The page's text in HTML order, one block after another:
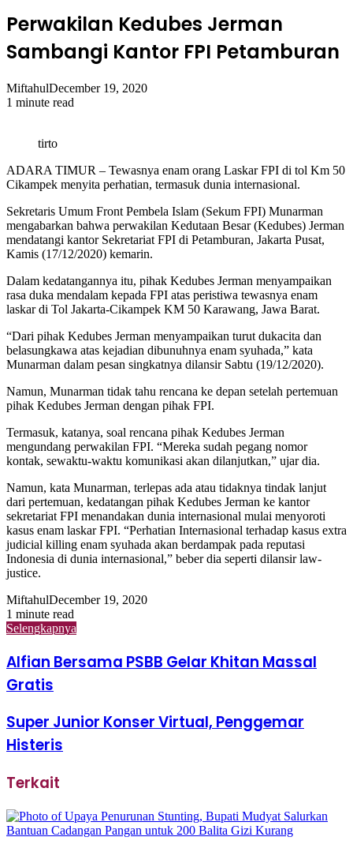
Perwakilan Kedubes Jerman
Sambangi Kantor FPI Petamburan
MiftahulDecember 19, 2020
1 minute read
tirto
ADARA TIMUR – Tewasnya enam orang Laskar FPI di tol Km 50
Cikampek menyita perhatian, termasuk dunia internasional.
Sekretaris Umum Front Pembela Islam (Sekum FPI) Munarman
mengabarkan bahwa perwakilan Kedutaan Besar (Kedubes) Jerman
mendatangi kantor Sekretariat FPI di Petamburan, Jakarta Pusat,
Kamis (17/12/2020) kemarin.
Dalam kedatangannya itu, pihak Kedubes Jerman menyampaikan
rasa duka mendalam kepada FPI atas peristiwa tewasnya enam
laskar di Tol Jakarta-Cikampek KM 50 Karawang, Jawa Barat.
“Dari pihak Kedubes Jerman menyampaikan turut dukacita dan
belasungkawa atas kejadian dibunuhnya enam syuhada,” kata
Munarman dalam pesan singkatnya dilansir Sabtu (19/12/2020).
Namun, Munarman tidak tahu rencana ke depan setelah pertemuan
pihak Kedubes Jerman dengan pihak FPI.
Termasuk, katanya, soal rencana pihak Kedubes Jerman
mengundang perwakilan FPI. “Mereka sudah pegang nomor
kontak, sewaktu-waktu komunikasi akan dilanjutkan,” ujar dia.
Namun, kata Munarman, terlepas ada atau tidaknya tindak lanjut
dari pertemuan, kedatangan pihak Kedubes Jerman ke kantor
sekretariat FPI menandakan dunia internasional mulai menyoroti
kasus enam laskar FPI. “Perhatian Internasional terhadap kasus extra
judicial killing enam syuhada akan berdampak pada reputasi
Indonesia di dunia internasional,” beber dia seperti dilansir law-
justice.
MiftahulDecember 19, 2020
1 minute read
Selengkapnya
Alfian Bersama PSBB Gelar Khitan Massal
Gratis
Super Junior Konser Virtual, Penggemar
Histeris
Terkait